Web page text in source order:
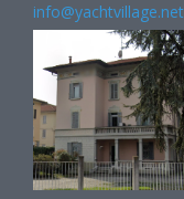
info@yachtvillage.net